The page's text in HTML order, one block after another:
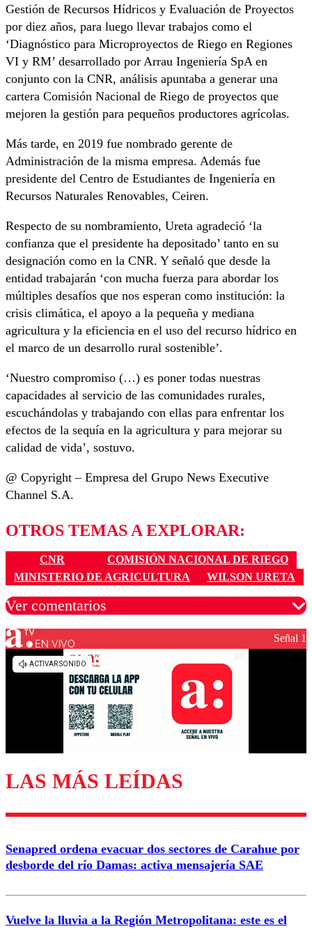
Gestión de Recursos Hídricos y Evaluación de Proyectos
por diez años, para luego llevar trabajos como el
‘Diagnóstico para Microproyectos de Riego en Regiones
VI y RM’ desarrollado por Arrau Ingeniería SpA en
conjunto con la CNR, análisis apuntaba a generar una
cartera Comisión Nacional de Riego de proyectos que
mejoren la gestión para pequeños productores agrícolas.
Más tarde, en 2019 fue nombrado gerente de
Administración de la misma empresa. Además fue
presidente del Centro de Estudiantes de Ingeniería en
Recursos Naturales Renovables, Ceiren.
Respecto de su nombramiento, Ureta agradeció ‘la
confianza que el presidente ha depositado’ tanto en su
designación como en la CNR. Y señaló que desde la
entidad trabajarán ‘con mucha fuerza para abordar los
múltiples desafíos que nos esperan como institución: la
crisis climática, el apoyo a la pequeña y mediana
agricultura y la eficiencia en el uso del recurso hídrico en
el marco de un desarrollo rural sostenible’.
‘Nuestro compromiso (…) es poner todas nuestras
capacidades al servicio de las comunidades rurales,
escuchándolas y trabajando con ellas para enfrentar los
efectos de la sequía en la agricultura y para mejorar su
calidad de vida’, sostuvo.
@ Copyright – Empresa del Grupo News Executive
Channel S.A.
OTROS TEMAS A EXPLORAR:
CNR
COMISIÓN NACIONAL DE RIEGO
MINISTERIO DE AGRICULTURA
WILSON URETA
Ver comentarios
Los comentarios son moderados para garantizar un
diálogo respetuoso.
Enviar comentario
EN VIVO Señal 1
LAS MÁS LEÍDAS
Senapred ordena evacuar dos sectores de Carahue por
desborde del río Damas: activa mensajería SAE
Vuelve la lluvia a la Región Metropolitana: este es el